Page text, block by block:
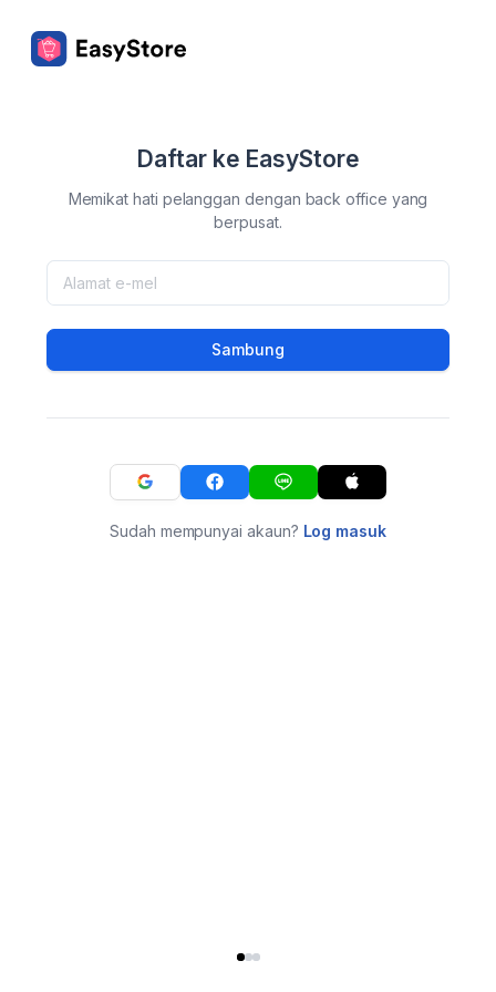
Daftar ke EasyStore
Memikat hati pelanggan dengan back office yang
berpusat.
Sambung
Sudah mempunyai akaun? Log masuk